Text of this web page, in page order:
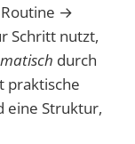
→
Schritt nutzt,
durch
praktische
eine Struktur,